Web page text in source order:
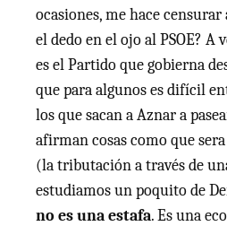
ocasiones, me hace censurar
el dedo en el ojo al PSOE? A
es el Partido que gobierna
que para algunos es difícil
los que sacan a Aznar a
afirman cosas como que
(la tributación a través de
estudiamos un poquito de
no es una estafa. Es una